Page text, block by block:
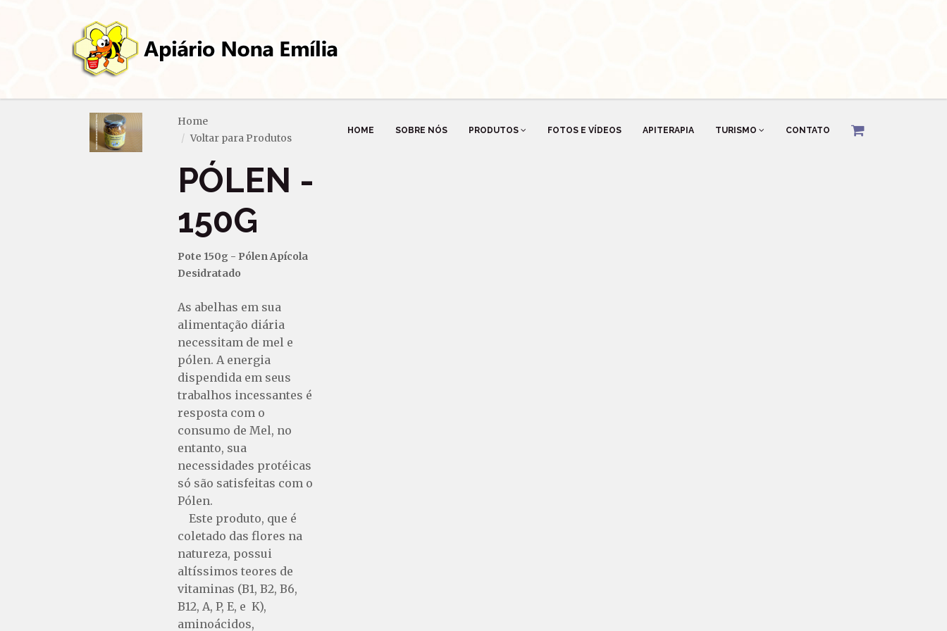
HOME SOBRE NÓS PRODUTOS FOTOS E VÍDEOS APITERAPIA TURISMO CONTATO
Home
Voltar para Produtos
PÓLEN -
150G
Pote 150g - Pólen Apícola
Desidratado
As abelhas em sua
alimentação diária
necessitam de mel e
pólen. A energia
dispendida em seus
trabalhos incessantes é
resposta com o
consumo de Mel, no
entanto, sua
necessidades protéicas
só são satisfeitas com o
Pólen.
Este produto, que é
coletado das flores na
natureza, possui
altíssimos teores de
vitaminas (B1, B2, B6,
B12, A, P, E, e K),
aminoácidos,